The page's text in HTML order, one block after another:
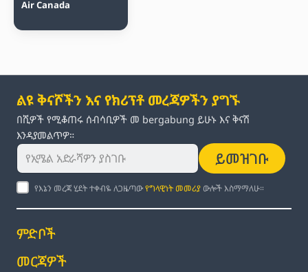
Air Canada
ልዩ ቅናሾችን እና የክሪፕቶ መረጃዎችን ያግኙ
በሺዎች የሚቆጠሩ ሰብሳቢዎች መ bergabung ይሁኑ እና ቅናሽ
እንዳያመልጥዎ።
ይመዝገቡ
የእኔን መረጃ ሂደት ተቀብዬ ለጋዜጣውየግላዊነት መመሪያ ውሎች እስማማለሁ።
ምድቦች
መርጃዎች